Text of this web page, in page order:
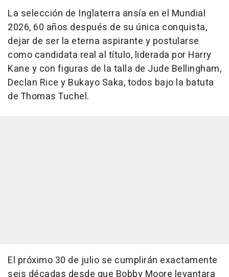
La selección de Inglaterra ansía en el Mundial
2026, 60 años después de su única conquista,
dejar de ser la eterna aspirante y postularse
como candidata real al título, liderada por Harry
Kane y con figuras de la talla de Jude Bellingham,
Declan Rice y Bukayo Saka, todos bajo la batuta
de Thomas Tuchel.
El próximo 30 de julio se cumplirán exactamente